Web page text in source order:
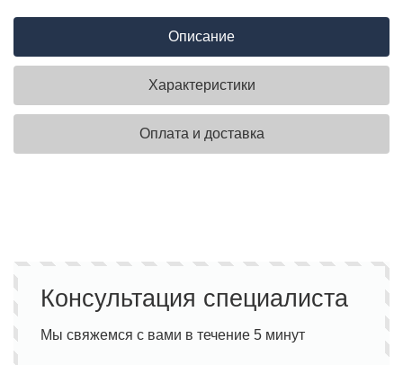
Описание
Характеристики
Оплата и доставка
Консультация специалиста
Мы свяжемся с вами в течение 5 минут